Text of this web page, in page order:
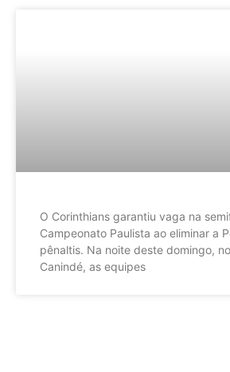
O Corinthians garantiu vaga na
Campeonato Paulista ao eliminar a
pênaltis. Na noite deste domingo,
Canindé, as equipes